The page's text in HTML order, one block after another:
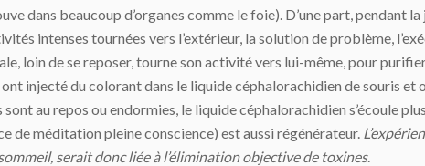
dans beaucoup d’organes comme le foie). D’une part, pendant
intenses tournées vers l’extérieur, la solution de problème,
loin de se reposer, tourne son activité vers lui-même, pour
injecté du colorant dans le liquide céphalorachidien de souris et
au repos ou endormies, le liquide céphalorachidien s’écoule
de méditation pleine conscience) est aussi régénérateur.
serait donc liée à l’élimination objective de toxines.